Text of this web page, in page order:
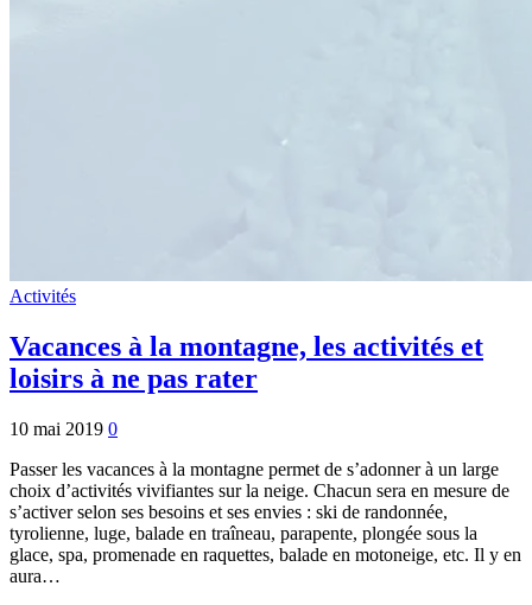
Activités
Vacances à la montagne, les activités et
loisirs à ne pas rater
10 mai 2019 0
Passer les vacances à la montagne permet de s’adonner à un large
choix d’activités vivifiantes sur la neige. Chacun sera en mesure de
s’activer selon ses besoins et ses envies : ski de randonnée,
tyrolienne, luge, balade en traîneau, parapente, plongée sous la
glace, spa, promenade en raquettes, balade en motoneige, etc. Il y en
aura…